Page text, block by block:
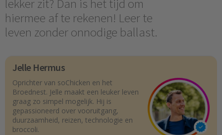
lekker zit? Dan is het tijd om
hiermee af te rekenen! Leer te
leven zonder onnodige ballast.
Jelle Hermus
Oprichter van soChicken en het
Broednest. Jelle maakt een leuker leven
graag zo simpel mogelijk. Hij is
gepassioneerd over vooruitgang,
duurzaamheid, reizen, technologie en
broccoli.